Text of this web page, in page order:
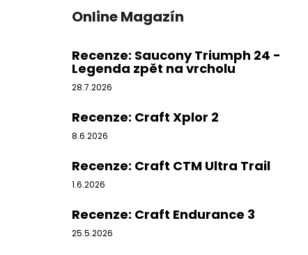
Online Magazín
Recenze: Saucony Triumph 24 -
Legenda zpět na vrcholu
28.7.2026
Recenze: Craft Xplor 2
8.6.2026
Recenze: Craft CTM Ultra Trail
1.6.2026
Recenze: Craft Endurance 3
25.5.2026
1 599 Kč
Původně:1 990 Kč